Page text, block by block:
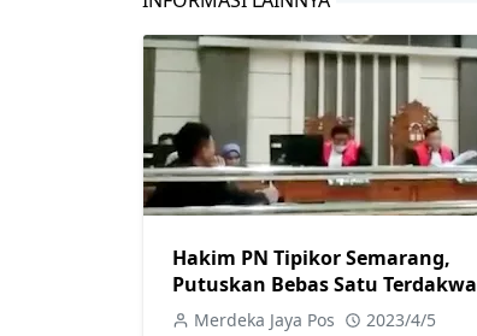
Hakim PN Tipikor Semarang,
Putuskan Bebas Satu Terdakwa
Korupsi
Merdeka Jaya Pos 2023/4/5